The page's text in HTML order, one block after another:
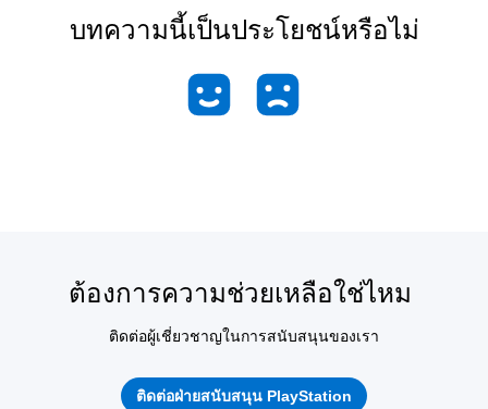
บทความนี้เป็นประโยชน์หรือไม่
ต้องการความช่วยเหลือใช่ไหม
ติดต่อผู้เชี่ยวชาญในการสนับสนุนของเรา
ติดต่อฝ่ายสนับสนุน PlayStation